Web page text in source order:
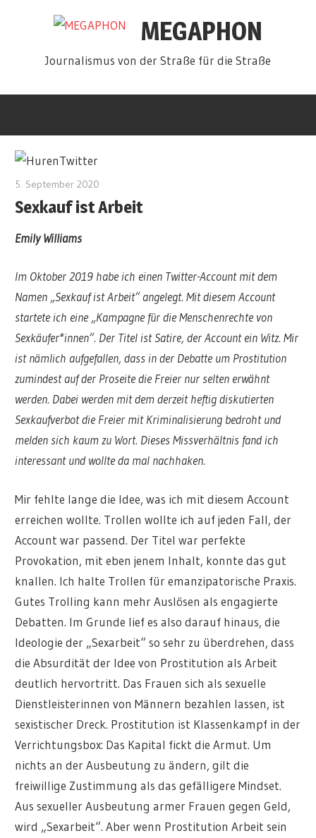
MEGAPHON
Journalismus von der Straße für die Straße
5. September 2020
Sexkauf ist Arbeit
Emily Williams
Im Oktober 2019 habe ich einen Twitter-Account mit dem
Namen „Sexkauf ist Arbeit“ angelegt. Mit diesem Account
startete ich eine „Kampagne für die Menschenrechte von
Sexkäufer*innen“. Der Titel ist Satire, der Account ein Witz. Mir
ist nämlich aufgefallen, dass in der Debatte um Prostitution
zumindest auf der Proseite die Freier nur selten erwähnt
werden. Dabei werden mit dem derzeit heftig diskutierten
Sexkaufverbot die Freier mit Kriminalisierung bedroht und
melden sich kaum zu Wort. Dieses Missverhältnis fand ich
interessant und wollte da mal nachhaken.
Mir fehlte lange die Idee, was ich mit diesem Account
erreichen wollte. Trollen wollte ich auf jeden Fall, der
Account war passend. Der Titel war perfekte
Provokation, mit eben jenem Inhalt, konnte das gut
knallen. Ich halte Trollen für emanzipatorische Praxis.
Gutes Trolling kann mehr Auslösen als engagierte
Debatten. Im Grunde lief es also darauf hinaus, die
Ideologie der „Sexarbeit“ so sehr zu überdrehen, dass
die Absurdität der Idee von Prostitution als Arbeit
deutlich hervortritt. Das Frauen sich als sexuelle
Dienstleisterinnen von Männern bezahlen lassen, ist
sexistischer Dreck. Prostitution ist Klassenkampf in der
Verrichtungsbox: Das Kapital fickt die Armut. Um
nichts an der Ausbeutung zu ändern, gilt die
freiwillige Zustimmung als das gefälligere Mindset.
Aus sexueller Ausbeutung armer Frauen gegen Geld,
wird „Sexarbeit“. Aber wenn Prostitution Arbeit sein